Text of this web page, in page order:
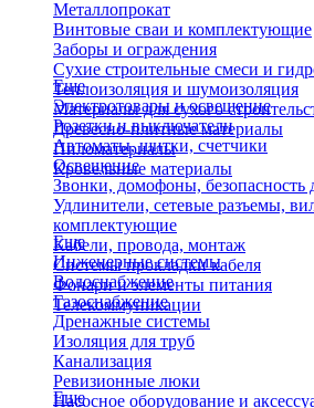
Металлопрокат
Винтовые сваи и комплектующие
Заборы и ограждения
Сухие строительные смеси и
Теплоизоляция и шумоизоляция
Материалы для сухого
Древесно-плитные материалы
Пиломатериалы
Кровельные материалы
Еще
Электротовары и освещение
Розетки и выключатели
Автоматы, щитки, счетчики
Освещение
Звонки, домофоны, безопасность
Удлинители, сетевые разъемы,
комплектующие
Кабели, провода, монтаж
Системы прокладки кабеля
Фонари и элементы питания
Телекоммуникации
Еще
Инженерные системы
Водоснабжение
Газоснабжение
Дренажные системы
Изоляция для труб
Канализация
Ревизионные люки
Насосное оборудование и
Еще